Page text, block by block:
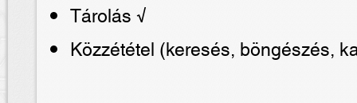
Tárolás √
Közzététel (keresés, böngészés,